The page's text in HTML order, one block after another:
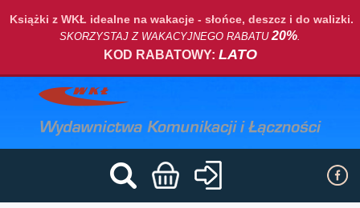
Książki z WKŁ idealne na wakacje - słońce, deszcz i do walizki.
SKORZYSTAJ Z WAKACYJNEGO RABATU20%.
KOD RABATOWY: LATO